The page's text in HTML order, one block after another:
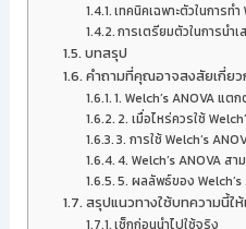
เทคนิคเฉพาะตัวในการทำ
การเตรียมตัวในการนำเ
บทสรุป
คำถามที่คุณอาจสงสัยเกี่ยว
1. Welch’s ANOVA แต
2. เมื่อไหร่ควรใช้
3. การใช้ Welch’s
4. Welch’s ANOVA ส
5. ผลลัพธ์ของ Welch’s
สรุปแนวทางใช้บทความนี้ใ
เช็กก่อนนำไปใช้จริง